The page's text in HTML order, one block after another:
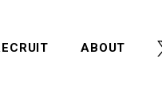
ABOUT